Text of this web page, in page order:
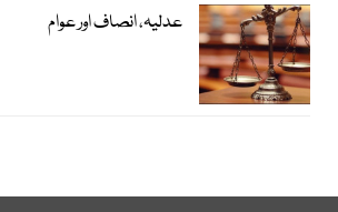
عدلیہ، انصاف اور عوام